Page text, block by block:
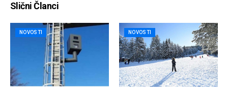
Slični Članci
NOVOSTI NOVOSTI